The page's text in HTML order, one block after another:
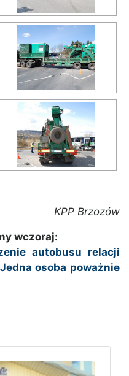
KPP Brzozów
wczoraj:
autobusu relacji
osoba poważnie